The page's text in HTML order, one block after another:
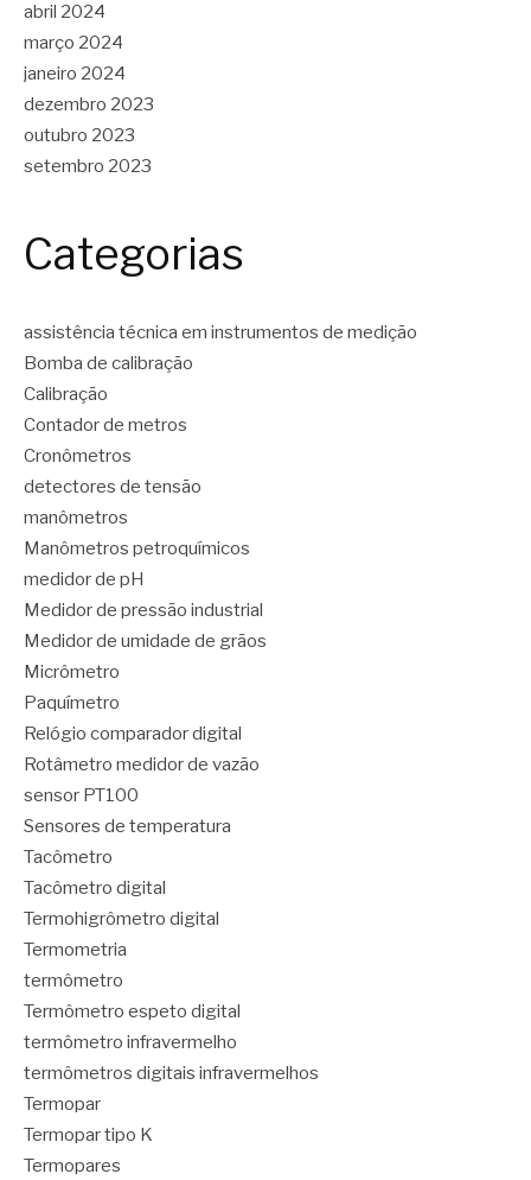
abril 2024
março 2024
janeiro 2024
dezembro 2023
outubro 2023
setembro 2023
Categorias
assistência técnica em instrumentos de medição
Bomba de calibração
Calibração
Contador de metros
Cronômetros
detectores de tensão
manômetros
Manômetros petroquímicos
medidor de pH
Medidor de pressão industrial
Medidor de umidade de grãos
Micrômetro
Paquímetro
Relógio comparador digital
Rotâmetro medidor de vazão
sensor PT100
Sensores de temperatura
Tacômetro
Tacômetro digital
Termohigrômetro digital
Termometria
termômetro
Termômetro espeto digital
termômetro infravermelho
termômetros digitais infravermelhos
Termopar
Termopar tipo K
Termopares